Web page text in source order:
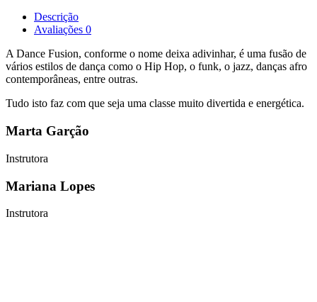
Descrição
Avaliações 0
A Dance Fusion, conforme o nome deixa adivinhar, é uma fusão de
vários estilos de dança como o Hip Hop, o funk, o jazz, danças afro
contemporâneas, entre outras.
Tudo isto faz com que seja uma classe muito divertida e energética.
Marta Garção
Instrutora
Mariana Lopes
Instrutora